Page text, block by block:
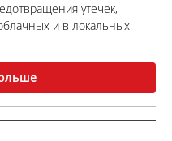
утечек,
и в локальных